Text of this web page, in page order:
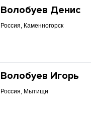
Волобуев Денис
Россия, Каменногорск
Волобуев Игорь
Россия, Мытищи